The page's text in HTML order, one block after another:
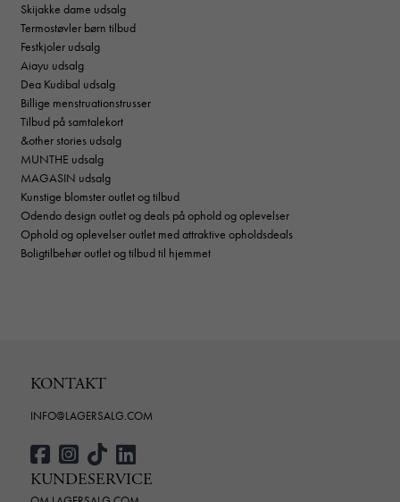
Skijakke dame udsalg
Termostøvler børn tilbud
Festkjoler udsalg
Aiayu udsalg
Dea Kudibal udsalg
Billige menstruationstrusser
Tilbud på samtalekort
&other stories udsalg
MUNTHE udsalg
MAGASIN udsalg
Kunstige blomster outlet og tilbud
Odendo design outlet og deals på ophold og oplevelser
Ophold og oplevelser outlet med attraktive opholdsdeals
Boligtilbehør outlet og tilbud til hjemmet
KONTAKT
INFO@LAGERSALG.COM
KUNDESERVICE